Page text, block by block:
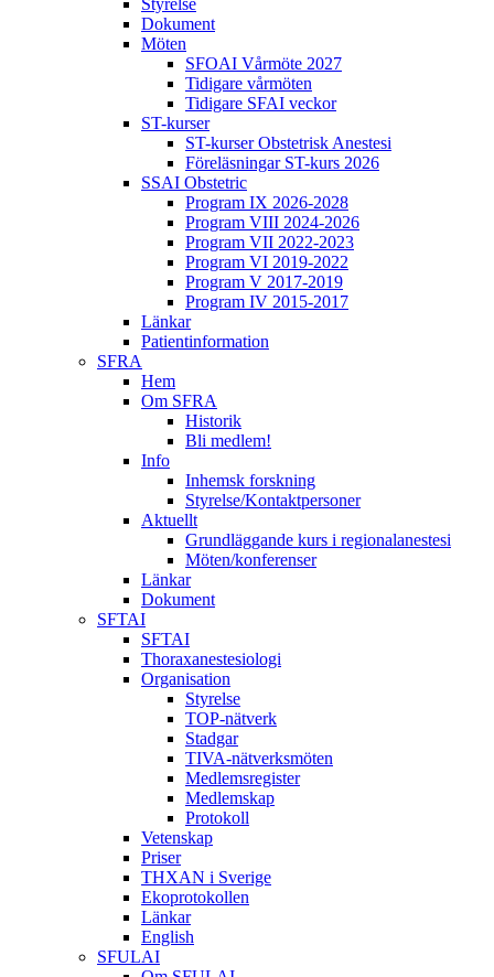
Styrelse
Dokument
Möten
SFOAI Vårmöte 2027
Tidigare vårmöten
Tidigare SFAI veckor
ST-kurser
ST-kurser Obstetrisk Anestesi
Föreläsningar ST-kurs 2026
SSAI Obstetric
Program IX 2026-2028
Program VIII 2024-2026
Program VII 2022-2023
Program VI 2019-2022
Program V 2017-2019
Program IV 2015-2017
Länkar
Patientinformation
SFRA
Hem
Om SFRA
Historik
Bli medlem!
Info
Inhemsk forskning
Styrelse/Kontaktpersoner
Aktuellt
Grundläggande kurs i regionalanestesi
Möten/konferenser
Länkar
Dokument
SFTAI
SFTAI
Thoraxanestesiologi
Organisation
Styrelse
TOP-nätverk
Stadgar
TIVA-nätverksmöten
Medlemsregister
Medlemskap
Protokoll
Vetenskap
Priser
THXAN i Sverige
Ekoprotokollen
Länkar
English
SFULAI